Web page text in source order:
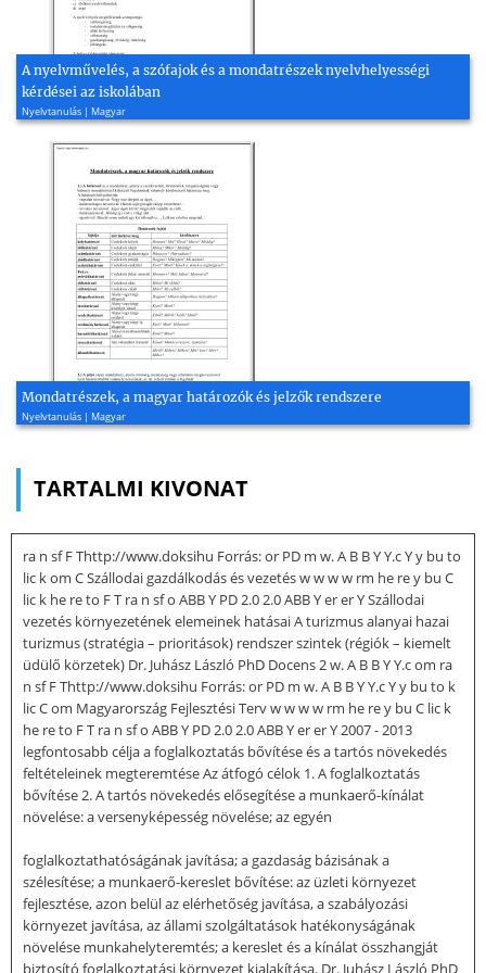
A nyelvművelés, a szófajok és a mondatrészek nyelvhelyességi
kérdései az iskolában
Nyelvtanulás | Magyar
Mondatrészek, a magyar határozók és jelzők rendszere
Nyelvtanulás | Magyar
TARTALMI KIVONAT
ra n sf F Thttp://www.doksihu Forrás: or PD m w. A B B Y Y.c Y y bu to
lic k om C Szállodai gazdálkodás és vezetés w w w w rm he re y bu C
lic k he re to F T ra n sf o ABB Y PD 2.0 2.0 ABB Y er er Y Szállodai
vezetés környezetének elemeinek hatásai A turizmus alanyai hazai
turizmus (stratégia – prioritások) rendszer szintek (régiók – kiemelt
üdülő körzetek) Dr. Juhász László PhD Docens 2 w. A B B Y Y.c om ra
n sf F Thttp://www.doksihu Forrás: or PD m w. A B B Y Y.c Y y bu to k
lic C om Magyarország Fejlesztési Terv w w w w rm he re y bu C lic k
he re to F T ra n sf o ABB Y PD 2.0 2.0 ABB Y er er Y 2007 - 2013
legfontosabb célja a foglalkoztatás bővítése és a tartós növekedés
feltételeinek megteremtése Az átfogó célok 1. A foglalkoztatás
bővítése 2. A tartós növekedés elősegítése a munkaerő-kínálat
növelése: a versenyképesség növelése; az egyén
foglalkoztathatóságának javítása; a gazdaság bázisának a
szélesítése; a munkaerő-kereslet bővítése: az üzleti környezet
fejlesztése, azon belül az elérhetőség javítása, a szabályozási
környezet javítása, az állami szolgáltatások hatékonyságának
növelése munkahelyteremtés; a kereslet és a kínálat összhangját
biztosító foglalkoztatási környezet kialakítása. Dr. Juhász László PhD